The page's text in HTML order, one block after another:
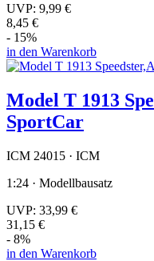
UVP: 9,99 €
8,45 €
- 15%
in den Warenkorb
Model T 1913
SportCar
ICM 24015 · ICM
1:24 · Modellbausatz
UVP: 33,99 €
31,15 €
- 8%
in den Warenkorb